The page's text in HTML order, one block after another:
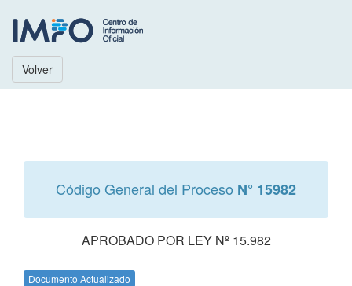
Volver
Código General del Proceso N° 15982
APROBADO POR LEY Nº 15.982
Documento Actualizado